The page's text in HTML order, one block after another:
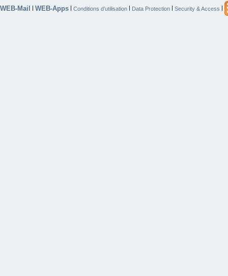
WEB-Mail | WEB-Apps | Conditions d’utilisation | Data Protection | Security & Access |